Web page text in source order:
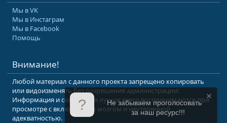
Мы в VK
Мы в Инстаграм
Мы в Facebook
Помощь
Внимание!
Любой материал с данного проекта запрещено копировать
или видоизменять без разрешения администрации!
Информация и сообщения лучше всего воспринимаются при
просмотре с включенным мозгом и неутерянной
адекватностью.
Не забываем проголосовать
за наш ресурс!!!